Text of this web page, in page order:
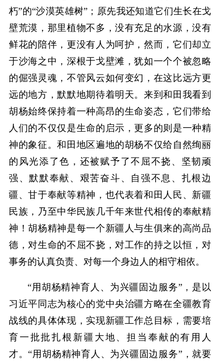
朽”的“沙漠英雄树”；原先我还知道它们生长在戈
壁荒漠，那里植物不多，没有充足的水源，没有
鲜花的陪伴，更没有人为呵护，然而，它们却立
于沙海之中，深根于戈壁滩，犹如一个个被忽略
的倔强灵魂，不管风云如何变幻，在这比远方更
远的地方，默默地期待着明天。来到和田我看到
胡杨始终保持着一种高昂的生命姿态，它们带给
人们的不仅仅是生命的启示，更多的则是一种精
神的象征。和田地区遍地的胡杨不仅给自然绚丽
的风光添了色，还被赋予了不屈不挠、坚韧顽
强、默默奉献、艰苦奋斗、自强不息、扎根边
疆、甘于奉献等精神，也代表着和田人民、新疆
民族，乃至中华民族几千年来世代相传的奉献精
神！胡杨精神是每一个新疆人与生俱来的高尚品
德，对生命的不屈不挠，对工作的持之以恒，对
事务的认真负责、对每一个身边人的相守相依。
“用胡杨精神育人、为兴疆固边服务”，是以
习近平同志为核心的党中央治疆方略在全疆教育
战线的具体体现，实现新疆工作总目标，需要培
育一批批扎根新疆大地、担当奉献的有用人
才。“用胡杨精神育人、为兴疆固边服务”，就要